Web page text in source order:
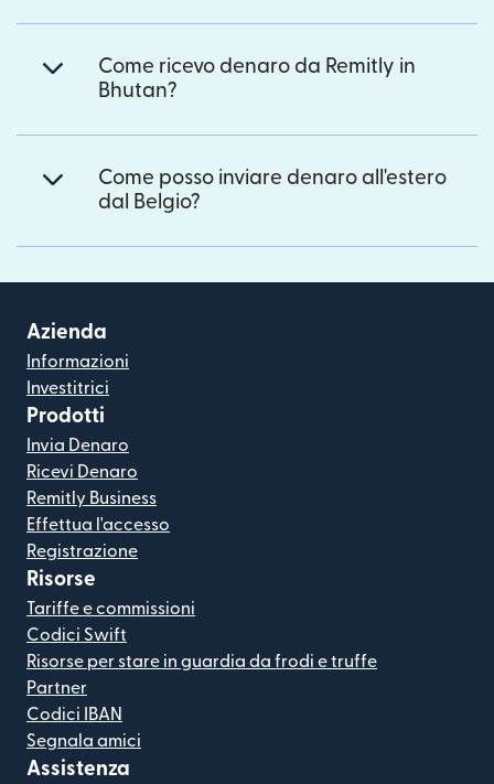
Come ricevo denaro da Remitly in
Bhutan?
Come posso inviare denaro all'estero
dal Belgio?
Azienda
Informazioni
Investitrici
Prodotti
Invia Denaro
Ricevi Denaro
Remitly Business
Effettua l'accesso
Registrazione
Risorse
Tariffe e commissioni
Codici Swift
Risorse per stare in guardia da frodi e truffe
Partner
Codici IBAN
Segnala amici
Assistenza